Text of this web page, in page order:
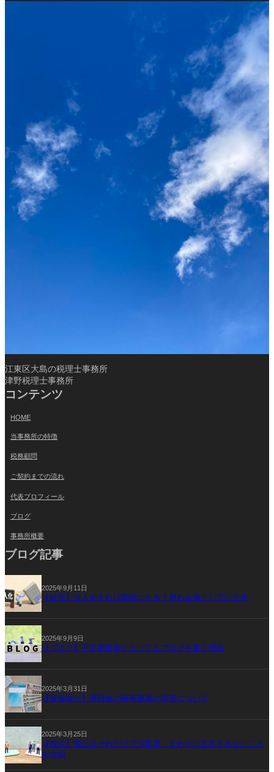
江東区大島の税理士事務所
津野税理士事務所
コンテンツ
HOME
当事務所の特徴
税務顧問
ご契約までの流れ
代表プロフィール
ブログ
事務所概要
ブログ記事
2025年9月11日
【経営】法人化すれば節税になる？思わぬ落とし穴に注意
2025年9月9日
【ブログ】不定期更新となってもブログを書く理由
2025年3月31日
【資金繰り】現預金の保有残高の目安について
2025年3月25日
【独立】独立はそれだけで少数派・まわりに左右されないこと
が大切